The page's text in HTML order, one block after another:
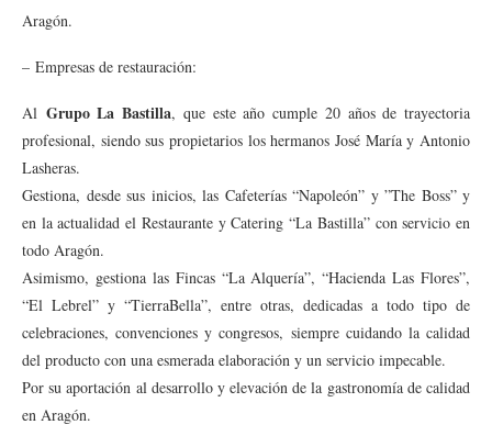
Aragón.
– Empresas de restauración:
Al Grupo La Bastilla, que este año cumple 20 años de trayectoria
profesional, siendo sus propietarios los hermanos José María y Antonio
Lasheras.
Gestiona, desde sus inicios, las Cafeterías “Napoleón” y ”The Boss” y
en la actualidad el Restaurante y Catering “La Bastilla” con servicio en
todo Aragón.
Asimismo, gestiona las Fincas “La Alquería”, “Hacienda Las Flores”,
“El Lebrel” y “TierraBella”, entre otras, dedicadas a todo tipo de
celebraciones, convenciones y congresos, siempre cuidando la calidad
del producto con una esmerada elaboración y un servicio impecable.
Por su aportación al desarrollo y elevación de la gastronomía de calidad
en Aragón.